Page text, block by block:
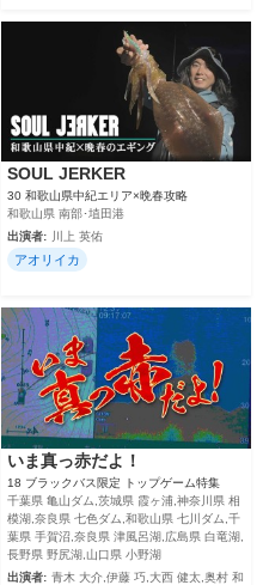
SOUL JERKER
30 和歌山県中紀エリア×晩春攻略
和歌山県 南部･埴田港
出演者:
川上 英佑
アオリイカ
いま真っ赤だよ！
18 ブラックバス限定 トップゲーム特集
千葉県 亀山ダム,茨城県 霞ヶ浦,神奈川県 相
模湖,奈良県 七色ダム,和歌山県 七川ダム,千
葉県 手賀沼,奈良県 津風呂湖,広島県 白竜湖,
長野県 野尻湖,山口県 小野湖
出演者: 青木 大介,伊藤 巧,大西 健太,奥村 和